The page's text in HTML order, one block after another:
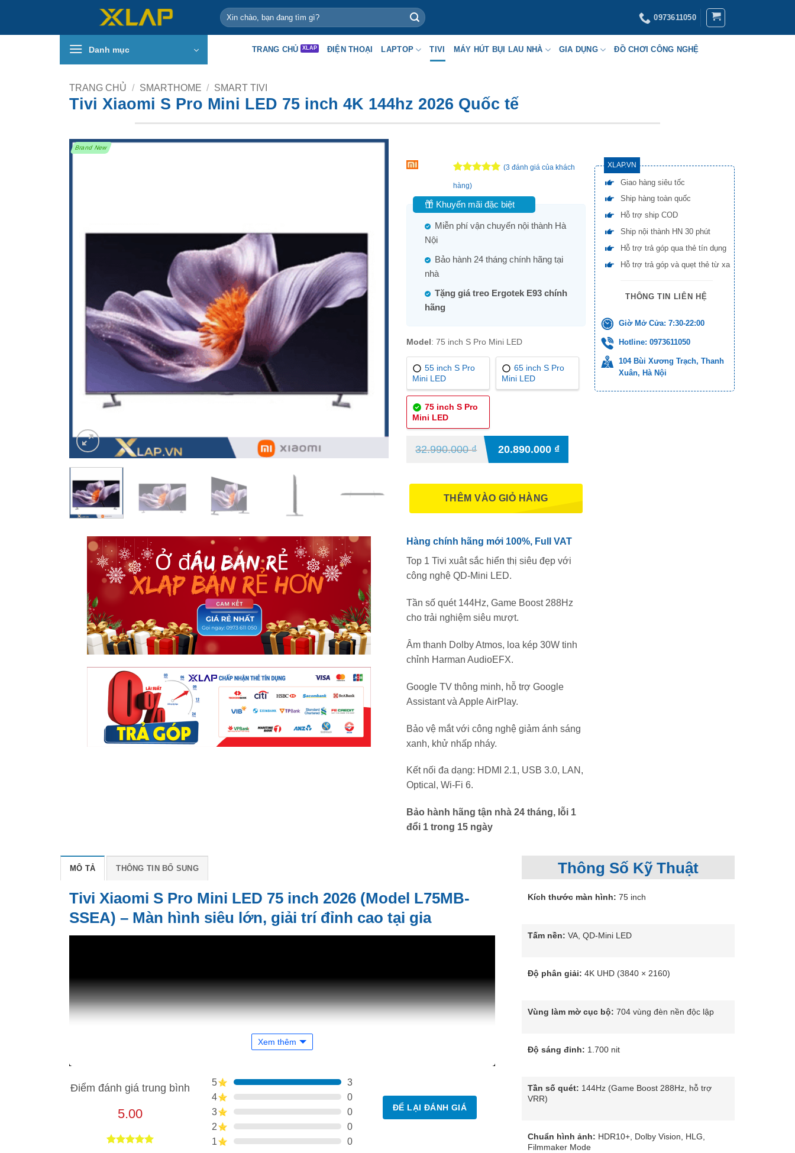
nội
Tìm
kiếm:
0973611050
Danh mục TRANG CHỦ ĐIỆN THOẠI LAPTOP TIVI MÁY HÚT BỤI LAU NHÀ GIA DỤNG ĐỒ CHƠI CÔNG NGHỆ
TRANG CHỦ / SMARTHOME / SMART TIVI
Tivi Xiaomi S Pro Mini LED 75 inch 4K 144hz 2026 Quốc tế
Brand New
trên 5
dựa trên
đánh giá
(3 đánh giá của khách
hàng)
Khuyến mãi đặc biệt
Miễn phí vận chuyển nội thành Hà
Nội
Bảo hành 24 tháng chính hãng tại
nhà
Tặng giá treo Ergotek E93 chính
hãng
Model: 75 inch S Pro Mini LED
55 inch S Pro
Mini LED
65 inch S Pro
Mini LED
75 inch S Pro
Mini LED
32.990.000₫ 20.890.000 ₫
THÊM VÀO GIỎ HÀNG
Hàng chính hãng mới 100%, Full VAT
Top 1 Tivi xuât sắc hiển thị siêu đẹp với
công nghệ QD-Mini LED.
Tần số quét 144Hz, Game Boost 288Hz
cho trải nghiệm siêu mượt.
Âm thanh Dolby Atmos, loa kép 30W tinh
chỉnh Harman AudioEFX.
Google TV thông minh, hỗ trợ Google
Assistant và Apple AirPlay.
Bảo vệ mắt với công nghệ giảm ánh sáng
xanh, khử nhấp nháy.
Kết nối đa dạng: HDMI 2.1, USB 3.0, LAN,
Optical, Wi-Fi 6.
Bảo hành hãng tận nhà 24 tháng, lỗi 1
đổi 1 trong 15 ngày
XLAP.VN
Giao hàng siêu tốc
Ship hàng toàn quốc
Hỗ trợ ship COD
Ship nội thành HN 30 phút
Hỗ trợ trả góp qua thẻ tín dụng
Hỗ trợ trả góp và quẹt thẻ từ xa
THÔNG TIN LIÊN HỆ
Giờ Mở Cửa: 7:30-22:00
Hotline: 0973611050
104 Bùi Xương Trạch, Thanh
Xuân, Hà Nội
MÔ TẢ THÔNG TIN BỔ SUNG
Tivi Xiaomi S Pro Mini LED 75 inch 2026 (Model L75MB-
SSEA) – Màn hình siêu lớn, giải trí đỉnh cao tại gia
Xem thêm
Điểm đánh giá trung bình
5.00
5
3
4
0
3
0
2
0
1
0
ĐỂ LẠI ĐÁNH GIÁ
Thông Số Kỹ Thuật
Kích thước màn hình: 75 inch
Tấm nền: VA, QD-Mini LED
Độ phân giải: 4K UHD (3840 × 2160)
Vùng làm mờ cục bộ: 704 vùng đèn nền độc lập
Độ sáng đỉnh: 1.700 nit
Tần số quét: 144Hz (Game Boost 288Hz, hỗ trợ
VRR)
Chuẩn hình ảnh: HDR10+, Dolby Vision, HLG,
Filmmaker Mode